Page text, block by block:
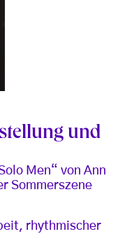
und
Men“ von Ann
Sommerszene
rhythmischer